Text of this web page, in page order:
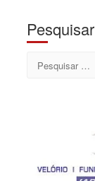
Pesquisar
Pesquisar